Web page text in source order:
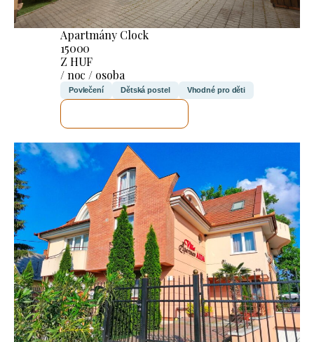
Apartmány Clock
15000
Z HUF
/ noc / osoba
Povlečení Dětská postel Vhodné pro děti